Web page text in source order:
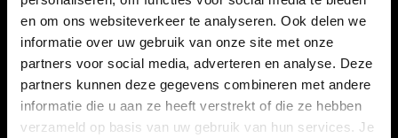
en om ons websiteverkeer te analyseren. Ook delen we
informatie over uw gebruik van onze site met onze
partners voor social media, adverteren en analyse. Deze
partners kunnen deze gegevens combineren met andere
informatie die u aan ze heeft verstrekt of die ze hebben
verzameld op basis van uw gebruik van hun services. Je
SUPPORTERS
Informatie